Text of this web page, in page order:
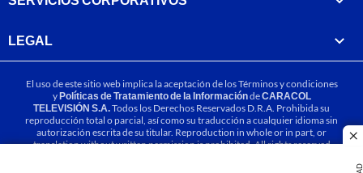
LEGAL
El uso de este sitio web implica la aceptación de losTérminos y condiciones
yPolíticas de Tratamiento de la InformacióndeCARACOL
TELEVISIÓN S.A.Todos los Derechos Reservados D.R.A. Prohibida su
reproducción total o parcial, así como su traducción a cualquier idioma sin
autorización escrita de su titular. Reproduction in whole or in part, or
translation without written permission is prohibited. All rights reserved